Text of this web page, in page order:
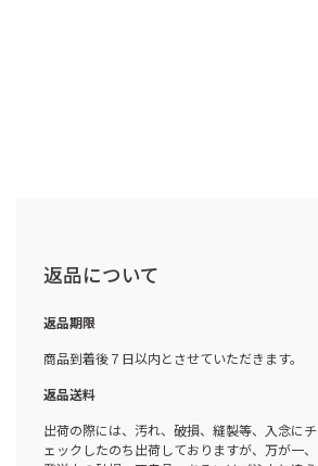
返品について
返品期限
商品到着後７日以内とさせていただきます。
返品送料
出荷の際には、汚れ、破損、縫製等、入念にチ
ェックしたのち出荷しておりますが、万が一、